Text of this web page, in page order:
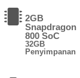
2GB
Snapdragon
800 SoC
32GB
Penyimpanan